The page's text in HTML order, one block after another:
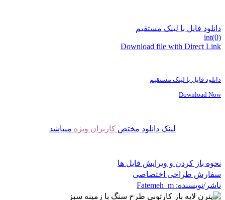
دانلود فایل با لینک مستقیم
int(0)
Download file with Direct Link
دانلود فایل با لینک مستقیم
Download Now
لینک دانلود مختص کاربران ویژه میباشد
نحوه باز کردن و ویرایش فایل ها
سفارش طراحی اختصاصی
ناشر/نویسنده: Fatemeh_m